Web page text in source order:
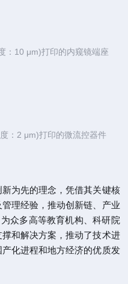
：10 μm)打印的内窥镜端座
：2 μm)打印的微流控器件
为先的理念，凭借其关键核
理经验，推动创新链、产业
众多高等教育机构、科研院
和解决方案，推动了技术进
化进程和地方经济的优质发